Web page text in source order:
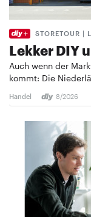
STORETOUR |
Lekker DIY
Auch wenn der
kommt: Die
Handel 8/2026